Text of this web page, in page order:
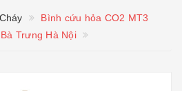
Bình cứu hỏa CO2 MT3
Trưng Hà Nội